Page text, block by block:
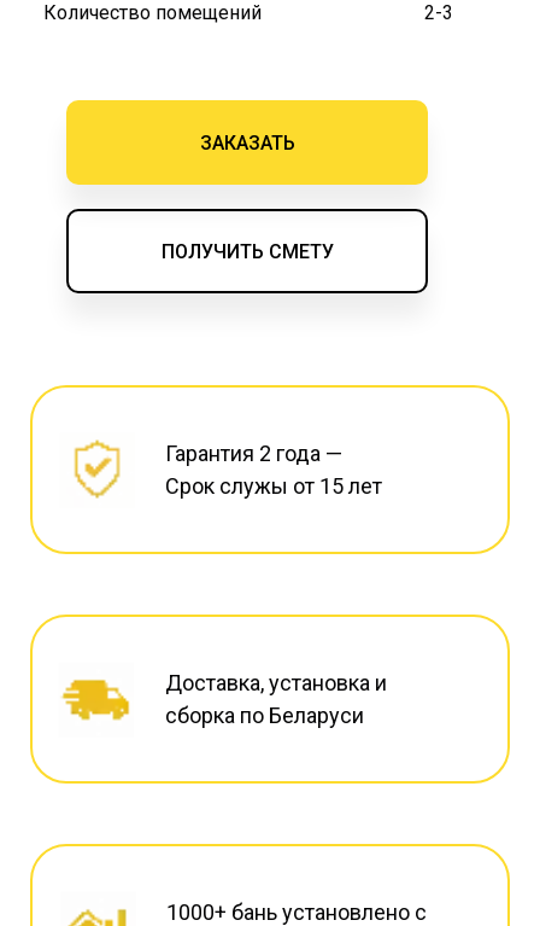
Количество помещений 2-3
ПОЛУЧИТЬ СМЕТУ
ЗАКАЗАТЬ
Гарантия 2 года —
Срок служы от 15 лет
Доставка, установка и
сборка по Беларуси
1000+ бань установлено с